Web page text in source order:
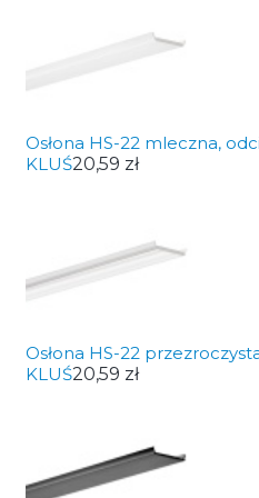
Osłona HS-22 mleczna,
KLUŚ20,59 zł
Osłona HS-22
KLUŚ20,59 zł